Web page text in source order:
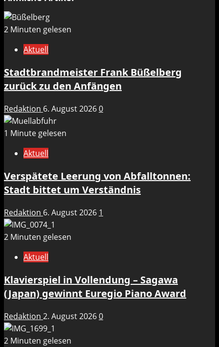
2 Minuten gelesen
Aktuell
Stadtbrandmeister Frank Büßelberg
zurück zu den Anfängen
Redaktion 6. August 20260
1 Minute gelesen
Aktuell
Verspätete Leerung von Abfalltonnen:
Stadt bittet um Verständnis
Redaktion 6. August 2026 1
2 Minuten gelesen
Aktuell
Klavierspiel in Vollendung – Sagawa
(Japan) gewinnt Euregio Piano Award
Redaktion 2. August 20260
2 Minuten gelesen